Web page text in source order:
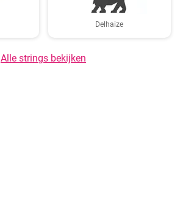
Delhaize
Alle strings bekijken